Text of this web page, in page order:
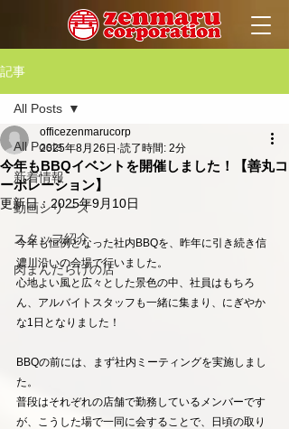
記事
All Posts
新着情報
動画シリーズ
スタッフ紹介
肉まんだらけの店
All Posts
今年もBBQイベントを開催しました！【善丸コ
ーポレーション】
officezenmarucorp
2025年8月26日 読了時間: 2分
更新日： 2025年9月10日
今年も恒例となった社内BBQを、昨年に引き続き信
濃川沿いの会場で行いました。
心地よい風と広々とした景色の中、社員はもちろ
ん、アルバイトスタッフも一緒に集まり、にぎやか
な1日となりました！
BBQの前には、まず社内ミーティングを実施しまし
た。
普段はそれぞれの店舗で勤務しているメンバーです
が、こうした場で一同に会することで、日頃の取り